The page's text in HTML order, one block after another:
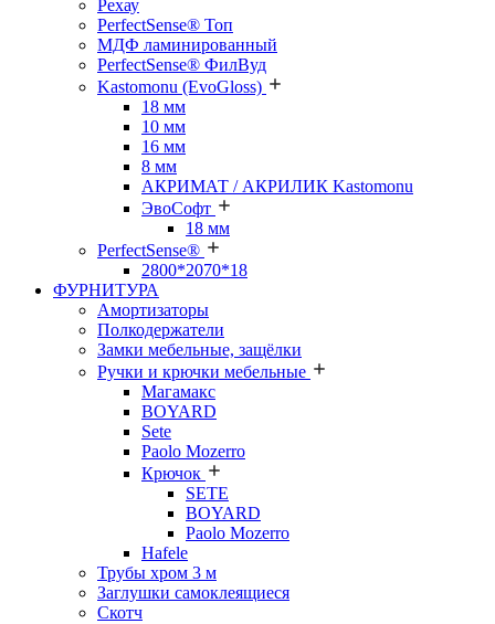
Рехау
PerfectSense® Топ
МДФ ламинированный
PerfectSense® ФилВуд
Kastomonu (EvoGloss)
18 мм
10 мм
16 мм
8 мм
АКРИМАТ / АКРИЛИК Kastomonu
ЭвоСофт
18 мм
PerfectSense®
2800*2070*18
ФУРНИТУРА
Амортизаторы
Полкодержатели
Замки мебельные, защёлки
Ручки и крючки мебельные
Магамакс
BOYARD
Sete
Paolo Mozerro
Крючок
SETE
BOYARD
Paolo Mozerro
Hafele
Трубы хром 3 м
Заглушки самоклеящиеся
Скотч